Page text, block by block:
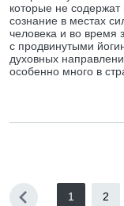
которые не
сознание в местах
человека и во время
с продвинутыми
духовных
особенно много в
1 2